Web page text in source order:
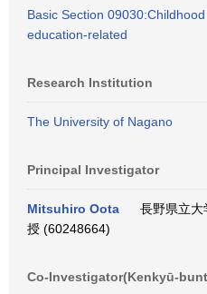
Basic Section
education-related
Research Institution
The University of Nagano
Principal Investigator
Mitsuhiro Oota
長野県立大
授 (60248664)
Co-Investigator(Kenkyū-